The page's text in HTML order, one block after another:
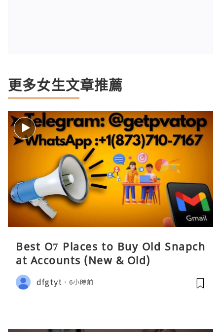
更多女生文章推薦
Best O7 Places to Buy Old Snapch
at Accounts (New & Old)
dfgtyt 6小時前